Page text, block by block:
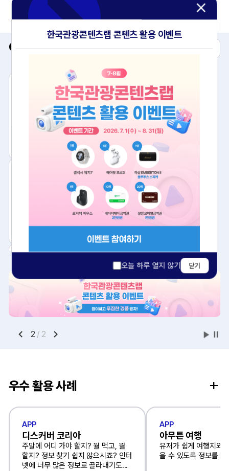
한국관광콘텐츠랩 콘텐츠 활용 이벤트
오늘 하루 열지 않기 닫기
OpenAPI 전체
관광 빅데이터 정보 두루누비 정보
무장애 관광정보
국문 관광정보
한국어
English
중문 간체 관광정보
中文(简体)
중문 번체 관광정보
中文(繁體)
어권별 테마별
2 / 2
우수 활용 사례
APP
디스커버 코리아
주말에 어디 가야 할지? 뭘 먹고, 뭘
할지? 정보 찾기 쉽지 않으시죠? 인터
넷에 너무 많은 정보로 골라내기도...
APP
아무튼 여행
유저가 쉽게 여행지와
을 수 있도록 정보를 제